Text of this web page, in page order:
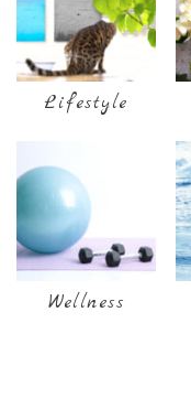
Lifestyle
Wellness